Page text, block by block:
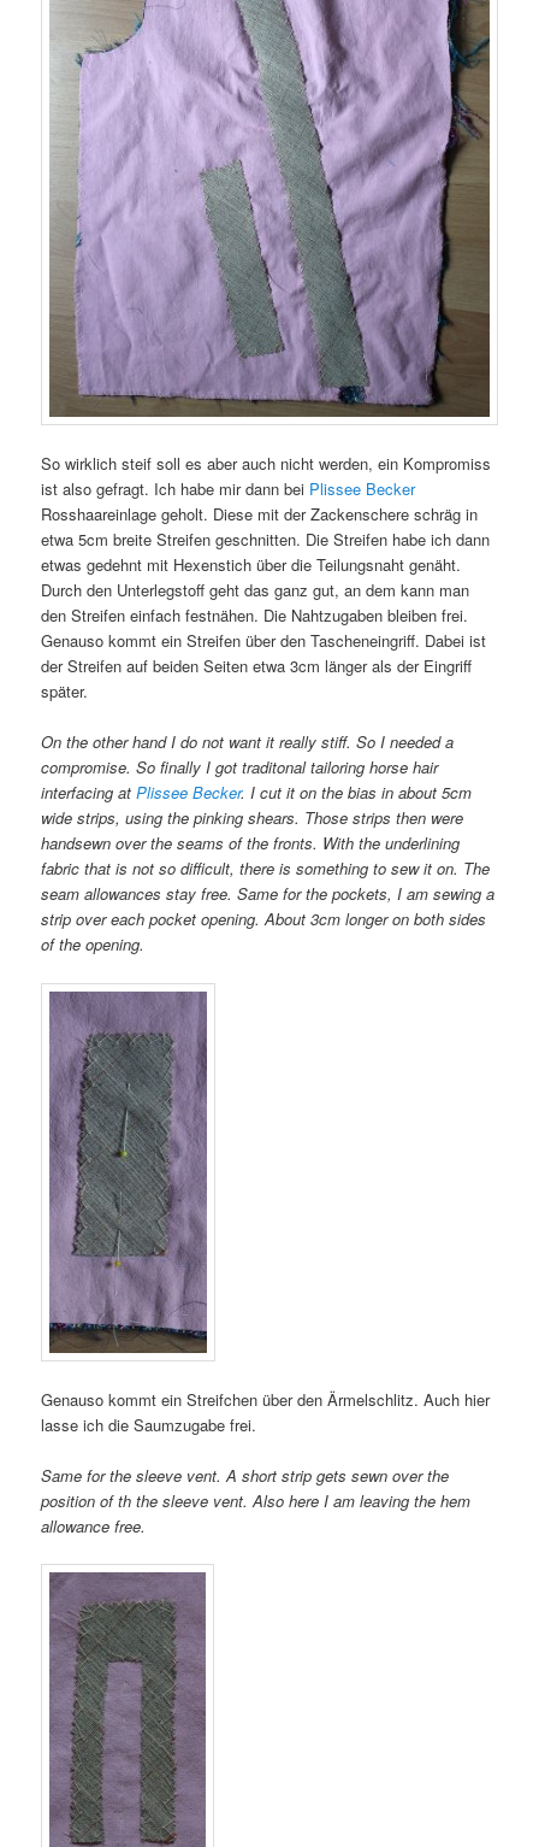
So wirklich steif soll es aber auch nicht werden, ein Kompromiss
ist also gefragt. Ich habe mir dann bei Plissee Becker
Rosshaareinlage geholt. Diese mit der Zackenschere schräg in
etwa 5cm breite Streifen geschnitten. Die Streifen habe ich dann
etwas gedehnt mit Hexenstich über die Teilungsnaht genäht.
Durch den Unterlegstoff geht das ganz gut, an dem kann man
den Streifen einfach festnähen. Die Nahtzugaben bleiben frei.
Genauso kommt ein Streifen über den Tascheneingriff. Dabei ist
der Streifen auf beiden Seiten etwa 3cm länger als der Eingriff
später.
On the other hand I do not want it really stiff. So I needed a
compromise. So finally I got traditonal tailoring horse hair
interfacing atPlissee Becker. I cut it on the bias in about 5cm
wide strips, using the pinking shears. Those strips then were
handsewn over the seams of the fronts. With the underlining
fabric that is not so difficult, there is something to sew it on. The
seam allowances stay free. Same for the pockets, I am sewing a
strip over each pocket opening. About 3cm longer on both sides
of the opening.
Genauso kommt ein Streifchen über den Ärmelschlitz. Auch hier
lasse ich die Saumzugabe frei.
Same for the sleeve vent. A short strip gets sewn over the
position of th the sleeve vent. Also here I am leaving the hem
allowance free.